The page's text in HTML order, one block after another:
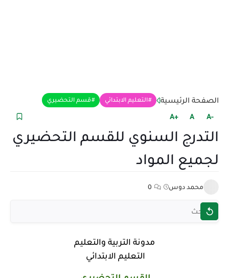
الصفحة الرئيسية التعليم الابتدائي قسم التحضيري
+A A -A
التدرج السنوي للقسم التحضيري
لجميع المواد
محمد دوس 0
مدونة التربية والتعليم
التعليم الابتدائي